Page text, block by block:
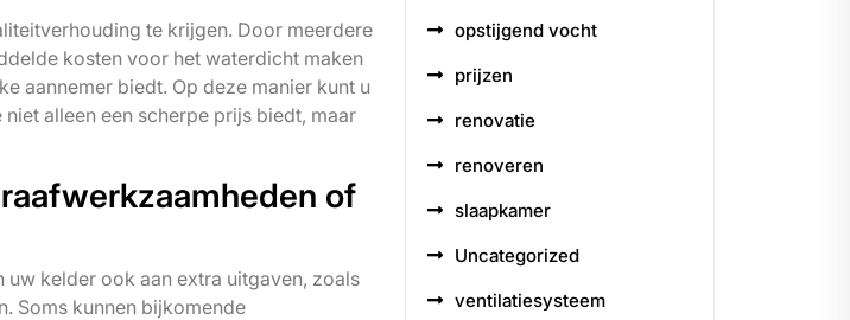
te krijgen. Door meerdere
kosten voor het waterdicht maken
aannemer biedt. Op deze manier kunt u
alleen een scherpe prijs biedt, maar
of
kelder ook aan extra uitgaven, zoals
Soms kunnen bijkomende
opstijgend vocht
prijzen
renovatie
renoveren
slaapkamer
Uncategorized
ventilatiesysteem